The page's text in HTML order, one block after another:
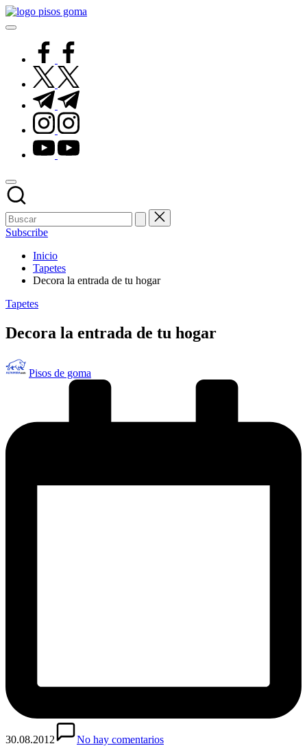
Saltar
al
facebook.com
twitter.com
t.me
instagram.com
youtube.com
Subscribe
Inicio
Tapetes
Decora la entrada de tu hogar
Publicado
Tapetes
Decora la entrada de tu hogar
Publicado
por
Pisos de goma
30.08.2012
No hay comentarios